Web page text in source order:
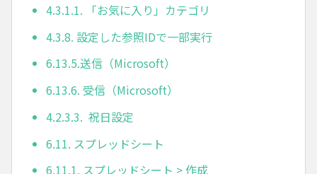
4.3.1.1. 「お気に入り」カテゴリ
4.3.8. 設定した参照IDで一部実行
6.13.5.送信（Microsoft）
6.13.6. 受信（Microsoft）
4.2.3.3. 祝日設定
6.11. スプレッドシート
6.11.1. スプレッドシート > 作成